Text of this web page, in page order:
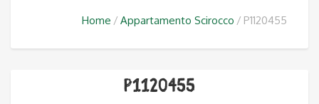
Home Appartamento Scirocco P1120455
P1120455